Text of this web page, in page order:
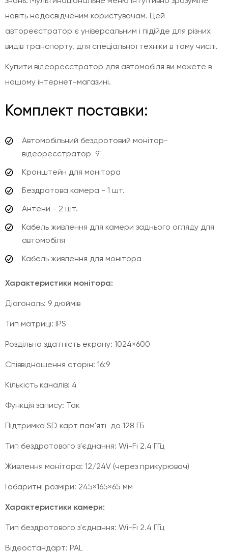
навіть недосвідченим користувачам. Цей
автореєстратор є універсальним і підійде для різних
видів транспорту, для спеціальної техніки в тому числі.
Купити відеореєстратор для автомобіля ви можете в
нашому інтернет-магазині.
Комплект поставки:
Автомобільний бездротовий монітор-
відеореєстратор 9"
Кронштейн для монітора
Бездротова камера - 1 шт.
Антени - 2 шт.
Кабель живлення для камери заднього огляду для
автомобіля
Кабель живлення для монітора
Характеристики монітора:
Діагональ: 9 дюймів
Тип матриці: IPS
Роздільна здатність екрану: 1024×600
Співвідношення сторін: 16:9
Кількість каналів: 4
Функція запису: Так
Підтримка SD карт пам'яті до 128 ГБ
Тип бездротового з'єднання: Wi-Fi 2.4 ГГц
Живлення монітора: 12/24V (через прикурювач)
Габаритні розміри: 245×165×65 мм
Характеристики камери:
Тип бездротового з'єднання: Wi-Fi 2.4 ГГц
Відеостандарт: PAL